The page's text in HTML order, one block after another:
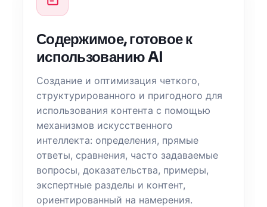
Содержимое, готовое к
использованию AI
Создание и оптимизация четкого,
структурированного и пригодного для
использования контента с помощью
механизмов искусственного
интеллекта: определения, прямые
ответы, сравнения, часто задаваемые
вопросы, доказательства, примеры,
экспертные разделы и контент,
ориентированный на намерения.